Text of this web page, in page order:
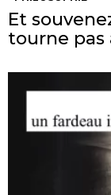
Et
tourne pas